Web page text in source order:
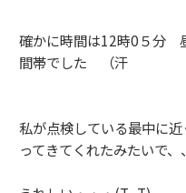
確かに時間は12時0５分
間帯でした （汗
私が点検している最中に
ってきてくれたみたいで、